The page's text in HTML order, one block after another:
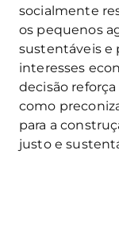
socialmente
os pequenos
sustentáveis e
interesses
decisão
como
para a
justo e